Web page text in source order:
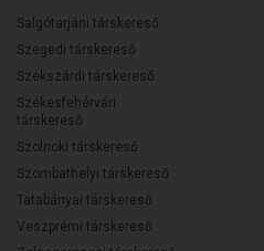
Salgótarjáni társkereső
Szegedi társkereső
Szekszárdi társkereső
Székesfehérvári
társkereső
Szolnoki társkereső
Szombathelyi társkereső
Tatabányai társkereső
Veszprémi társkereső